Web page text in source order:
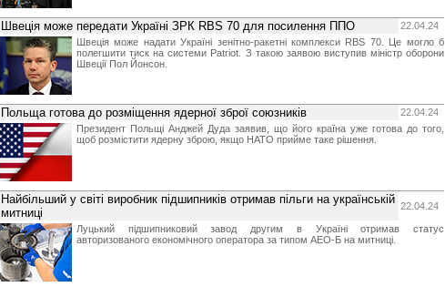
Швеція може передати Україні ЗРК RBS 70 для посилення ППО
22.04.24
Швеція може надати Україні зенітно-ракетні комплекси RBS 70. Це могло б
полегшити тиск на системи Patriot. З такою заявою виступив міністр оборони
Швеції Пол Йонсон.
Польща готова до розміщення ядерної зброї союзників
22.04.24
Президент Польщі Анджей Дуда заявив, що його країна уже готова до того,
щоб розмістити ядерну зброю, якщо НАТО прийме таке рішення.
Найбільший у світі виробник підшипників отримав пільги на українській
митниці
22.04.24
Луцький підшипниковий завод другим в Україні отримав статус
авторизованого економічного оператора за типом АЕО-Б на митниці.